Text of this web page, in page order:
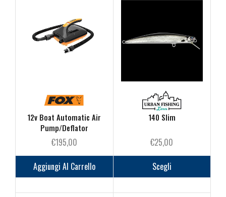
12v Boat Automatic Air
Pump/Deflator
€195,00
Aggiungi Al Carrello
140 Slim
€25,00
Scegli
Questo
ha
più